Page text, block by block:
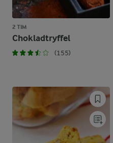
2 TIM
Chokladtryffel
(155)